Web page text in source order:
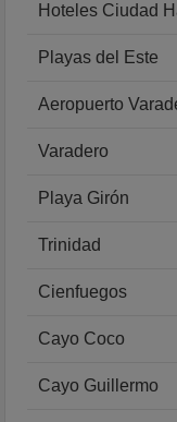
Hoteles Ciudad
Playas del Este
Aeropuerto
Varadero
Playa Girón
Trinidad
Cienfuegos
Cayo Coco
Cayo Guillermo